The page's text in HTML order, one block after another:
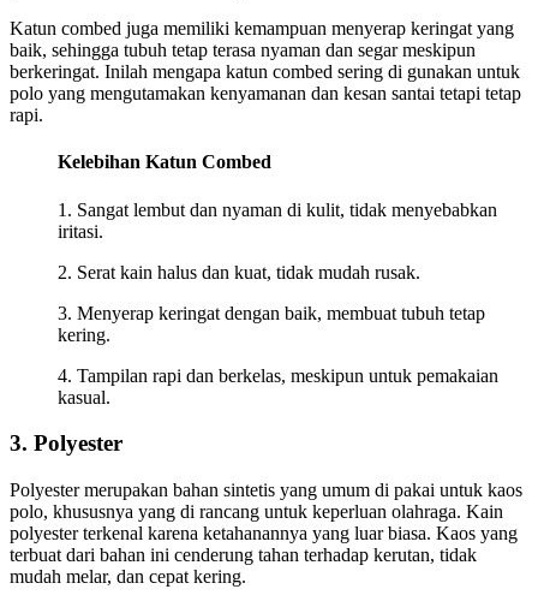
Katun combed juga memiliki kemampuan menyerap keringat yang
baik, sehingga tubuh tetap terasa nyaman dan segar meskipun
berkeringat. Inilah mengapa katun combed sering di gunakan untuk
polo yang mengutamakan kenyamanan dan kesan santai tetapi tetap
rapi.
Kelebihan Katun Combed
1. Sangat lembut dan nyaman di kulit, tidak menyebabkan
iritasi.
2. Serat kain halus dan kuat, tidak mudah rusak.
3. Menyerap keringat dengan baik, membuat tubuh tetap
kering.
4. Tampilan rapi dan berkelas, meskipun untuk pemakaian
kasual.
3. Polyester
Polyester merupakan bahan sintetis yang umum di pakai untuk kaos
polo, khususnya yang di rancang untuk keperluan olahraga. Kain
polyester terkenal karena ketahanannya yang luar biasa. Kaos yang
terbuat dari bahan ini cenderung tahan terhadap kerutan, tidak
mudah melar, dan cepat kering.